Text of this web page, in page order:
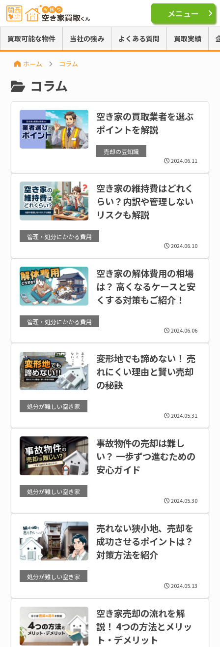
買取可能な物件 当社の強み よくある質問 買取実績
ホーム コラム
コラム
空き家の買取業者を選ぶ
ポイントを解説
売却の豆知識
2024.06.11
空き家の維持費はどれく
らい？内訳や管理しない
リスクも解説
管理・処分にかかる費用
2024.06.10
空き家の解体費用の相場
は？ 高くなるケースと安
くする対策もご紹介！
管理・処分にかかる費用
2024.06.06
変形地でも諦めない！ 売
れにくい理由と賢い売却
の秘訣
処分が難しい空き家
2024.05.31
事故物件の売却は難し
い？ 一歩ずつ進むための
安心ガイド
処分が難しい空き家
2024.05.30
売れない狭小地、売却を
成功させるポイントは？
対策方法を紹介
処分が難しい空き家
2024.05.13
空き家売却の流れを解
説！ 4つの方法とメリッ
ト・デメリット
メニュー